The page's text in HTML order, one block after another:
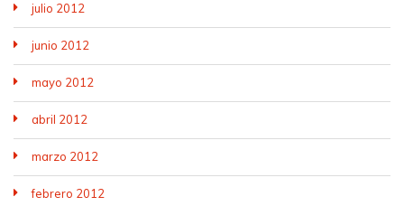
julio 2012
junio 2012
mayo 2012
abril 2012
marzo 2012
febrero 2012